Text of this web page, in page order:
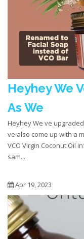
Heyhey We
As We
Heyhey We ve
ve also come up with a
VCO Virgin Coconut Oil
sam...
Apr 19, 2023